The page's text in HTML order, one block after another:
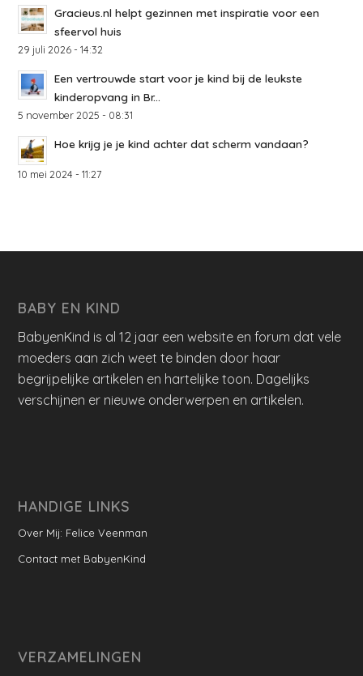
Gracieus.nl helpt gezinnen met inspiratie voor een
sfeervol huis
29 juli 2026 - 14:32
Een vertrouwde start voor je kind bij de leukste
kinderopvang in Br...
5 november 2025 - 08:31
Hoe krijg je je kind achter dat scherm vandaan?
10 mei 2024 - 11:27
BABY EN KIND
BabyenKind is al 12 jaar een website en forum dat vele
moeders aan zich weet te binden door haar
begrijpelijke artikelen en hartelijke toon. Dagelijks
verschijnen er nieuwe onderwerpen en artikelen.
HANDIGE LINKS
Over Mij: Felice Veenman
Contact met BabyenKind
VERZAMELINGEN